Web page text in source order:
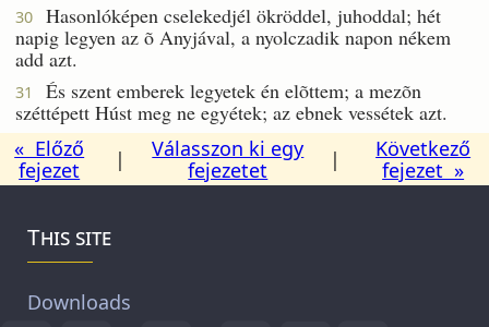
30
Hasonlóképen cselekedjél ökröddel, juhoddal; hét
napig legyen az õ Anyjával, a nyolczadik napon nékem
add azt.
31
És szent emberek legyetek én elõttem; a mezõn
széttépett Húst meg ne egyétek; az ebnek vessétek azt.
« Előző
fejezet
|
Válasszon ki egy
fejezetet
|
Következő
fejezet »
This site
Downloads